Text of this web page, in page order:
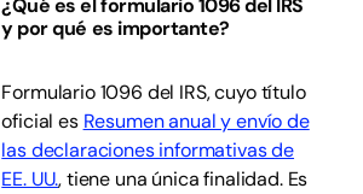
¿Qué es el formulario 1096 del IRS
y por qué es importante?
Formulario 1096 del IRS, cuyo título
oficial es Resumen anual y envío de
las declaraciones informativas de
EE. UU., tiene una única finalidad. Es